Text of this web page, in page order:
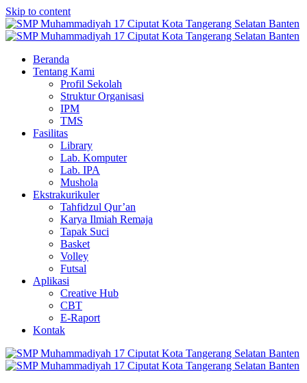
Skip to content
Beranda
Tentang Kami
Profil Sekolah
Struktur Organisasi
IPM
TMS
Fasilitas
Library
Lab. Komputer
Lab. IPA
Mushola
Ekstrakurikuler
Tahfidzul Qur’an
Karya Ilmiah Remaja
Tapak Suci
Basket
Volley
Futsal
Aplikasi
Creative Hub
CBT
E-Raport
Kontak